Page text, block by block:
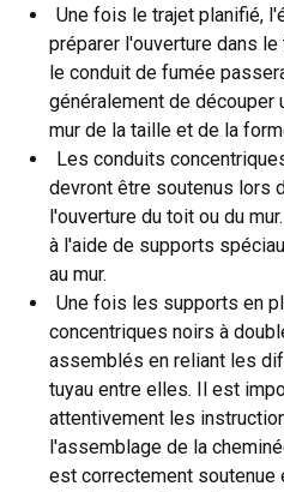
Une fois le trajet planifié,
préparer l'ouverture dans
le conduit de fumée
généralement de découper
mur de la taille et de la
Les conduits
devront être soutenus lors
l'ouverture du toit ou du
à l'aide de supports
au mur.
Une fois les supports en
concentriques noirs à
assemblés en reliant les
tuyau entre elles. Il est
attentivement les
l'assemblage de la
est correctement soutenue